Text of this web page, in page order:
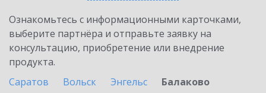
Ознакомьтесь с информационными карточками,
выберите партнёра и отправьте заявку на
консультацию, приобретение или внедрение
продукта.
Саратов
Вольск Энгельс
Балаково